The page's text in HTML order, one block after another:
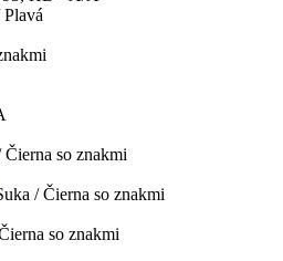
Čierna so znakmi
/ Čierna so znakmi
so znakmi